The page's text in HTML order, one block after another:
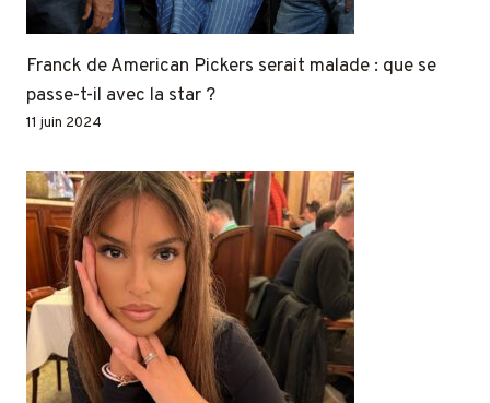
Franck de American Pickers serait malade : que se
passe-t-il avec la star ?
11 juin 2024